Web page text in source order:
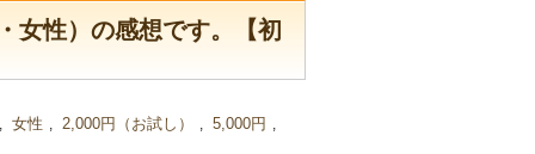
女性）の感想です。【初
, 女性 , 2,000円（お試し） , 5,000円 ,